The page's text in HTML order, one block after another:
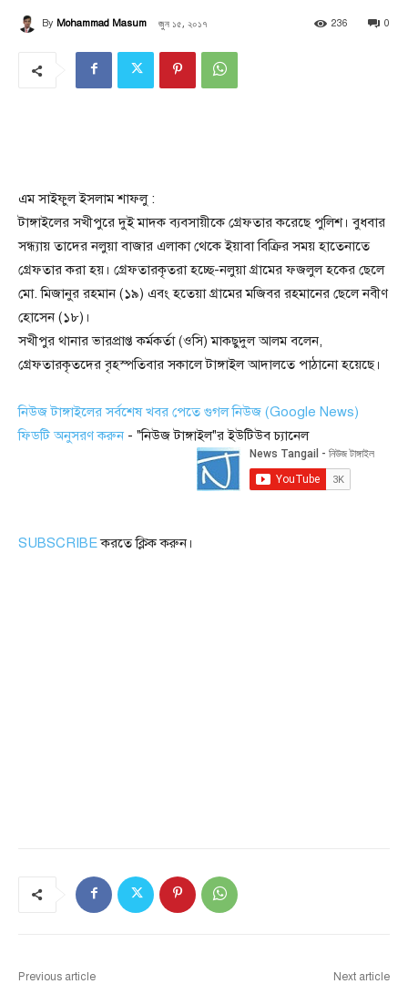
By Mohammad Masum জুন ১৫, ২০১৭ 0
236
এম সাইফুল ইসলাম শাফলু :
টাঙ্গাইলের সখীপুরে দুই মাদক ব্যবসায়ীকে গ্রেফতার করেছে পুলিশ। বুধবার
সন্ধ্যায় তাদের নলুয়া বাজার এলাকা থেকে ইয়াবা বিক্রির সময় হাতেনাতে
গ্রেফতার করা হয়। গ্রেফতারকৃতরা হচ্ছে-নলুয়া গ্রামের ফজলুল হকের ছেলে
মো. মিজানুর রহমান (১৯) এবং হতেয়া গ্রামের মজিবর রহমানের ছেলে নবীণ
হোসেন (১৮)।
সখীপুর থানার ভারপ্রাপ্ত কর্মকর্তা (ওসি) মাকছুদুল আলম বলেন,
গ্রেফতারকৃতদের বৃহস্পতিবার সকালে টাঙ্গাইল আদালতে পাঠানো হয়েছে।
নিউজ টাঙ্গাইলের সর্বশেষ খবর পেতে গুগল নিউজ (Google News)
ফিডটি অনুসরণ করুন - "নিউজ টাঙ্গাইল"র ইউটিউব চ্যানেল
SUBSCRIBEকরতে ক্লিক করুন।
Previous article Next article